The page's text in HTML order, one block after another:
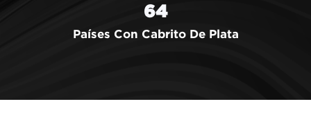
64
Países Con Cabrito De Plata